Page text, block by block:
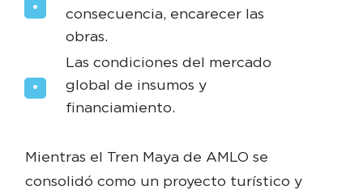
consecuencia, encarecer las
obras.
Las condiciones del mercado
global de insumos y
financiamiento.
Mientras el Tren Maya de AMLO se
consolidó como un proyecto turístico y